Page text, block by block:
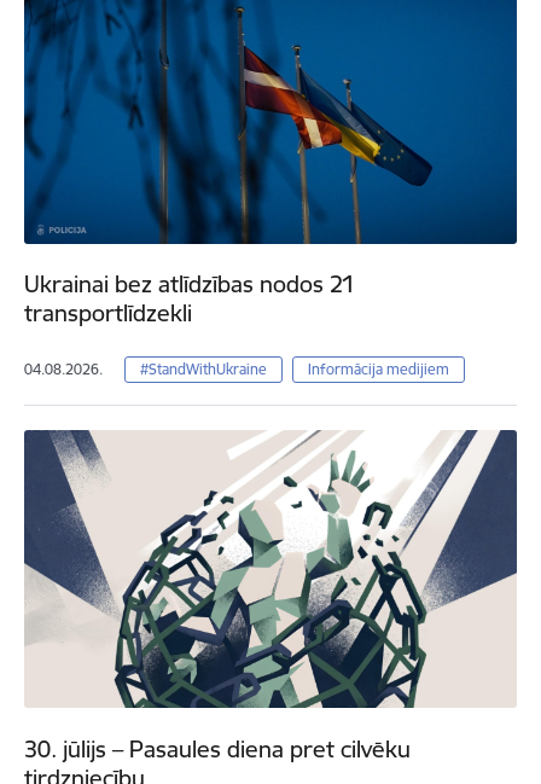
Ukrainai bez atlīdzības nodos 21
transportlīdzekli
04.08.2026. #StandWithUkraine Informācija medijiem
30. jūlijs – Pasaules diena pret cilvēku
tirdzniecību